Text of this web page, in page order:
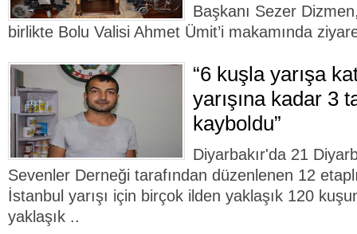
Başkanı Sezer
birlikte Bolu Valisi Ahmet Ümit’i makamında
“6 kuşla yarışa
yarışına kadar 3
kayboldu”
Diyarbakır'da 21
Sevenler Derneği tarafından düzenlenen 12
İstanbul yarışı için birçok ilden yaklaşık 120
yaklaşık ..